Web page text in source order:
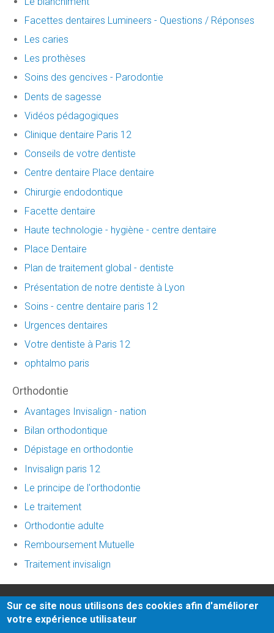
Facettes dentaires Lumineers - Questions / Réponses
Les caries
Les prothèses
Soins des gencives - Parodontie
Dents de sagesse
Vidéos pédagogiques
Clinique dentaire Paris 12
Conseils de votre dentiste
Centre dentaire Place dentaire
Chirurgie endodontique
Facette dentaire
Haute technologie - hygiène - centre dentaire
Place Dentaire
Plan de traitement global - dentiste
Présentation de notre dentiste à Lyon
Soins - centre dentaire paris 12
Urgences dentaires
Votre dentiste à Paris 12
ophtalmo paris
Orthodontie
Avantages Invisalign - nation
Bilan orthodontique
Dépistage en orthodontie
Invisalign paris 12
Le principe de l'orthodontie
Le traitement
Orthodontie adulte
Remboursement Mutuelle
Traitement invisalign
Honoraires-Mentions légales -Infos Conseil de l'Ordre-
facettes dentaires- site web du cabinet dentaire créé
Sur ce site nous utilisons des cookies afin d'améliorer
votre expérience utilisateur